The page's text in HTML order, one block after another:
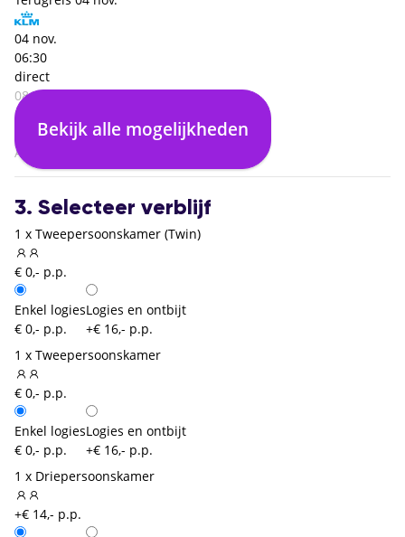
04 nov.
06:30
direct
08:45
Budapest (BUD)
02:15
Amsterdam (AMS)
Bekijk alle mogelijkheden
3. Selecteer verblijf
1 x Tweepersoonskamer (Twin)
€ 0,- p.p.
Enkel logies
€ 0,- p.p.
Logies en ontbijt
+€ 16,- p.p.
1 x Tweepersoonskamer
€ 0,- p.p.
Enkel logies
€ 0,- p.p.
Logies en ontbijt
+€ 16,- p.p.
1 x Driepersoonskamer
+€ 14,- p.p.